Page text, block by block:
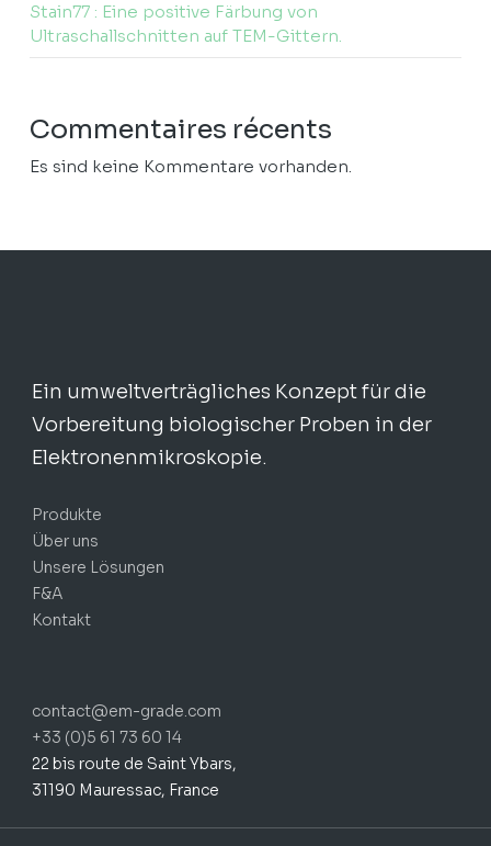
Stain77 : Eine positive Färbung von
Ultraschallschnitten auf TEM-Gittern.
Commentaires récents
Es sind keine Kommentare vorhanden.
Ein umweltverträgliches Konzept für die
Vorbereitung biologischer Proben in der
Elektronenmikroskopie.
Produkte
Über uns
Unsere Lösungen
F&A
Kontakt
contact@em-grade.com
+33 (0)5 61 73 60 14
22 bis route de Saint Ybars,
31190 Mauressac, France